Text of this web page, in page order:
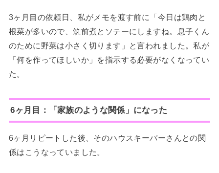
3ヶ月目の依頼日、私がメモを渡す前に「今日は鶏肉と
根菜が多いので、筑前煮とソテーにしますね。息子くん
のために野菜は小さく切ります」と言われました。私が
「何を作ってほしいか」を指示する必要がなくなってい
た。
6ヶ月目：「家族のような関係」になった
6ヶ月リピートした後、そのハウスキーパーさんとの関
係はこうなっていました。